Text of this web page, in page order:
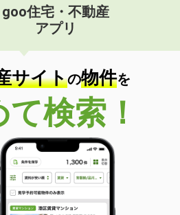
goo住宅・不動産
アプリ
サイトの物件を
検索！